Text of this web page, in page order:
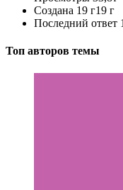
Создана 19 г19 г
Последний ответ
Топ авторов темы